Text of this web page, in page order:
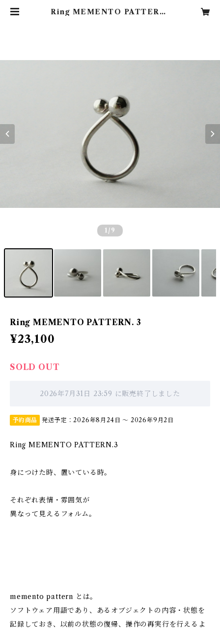
Ring MEMENTO PATTERN.
1 /9
Ring MEMENTO PATTERN. 3
¥23,100
SOLD OUT
2026年7月31日 23:59 に販売終了しました
予約商品 発送予定：2026年8月24日 〜 2026年9月2日
Ring MEMENTO PATTERN.3
身につけた時、置いている時。
それぞれ表情・雰囲気が
異なって見えるフォルム。
memento pattern とは。
ソフトウェア用語であり、あるオブジェクトの内容・状態を
記録しておき、以前の状態の復帰、操作の再実行を行えるよ